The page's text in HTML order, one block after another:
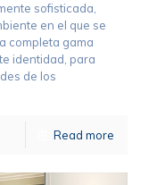
sofisticada,
en el que se
completa gama
identidad, para
de los
Read more